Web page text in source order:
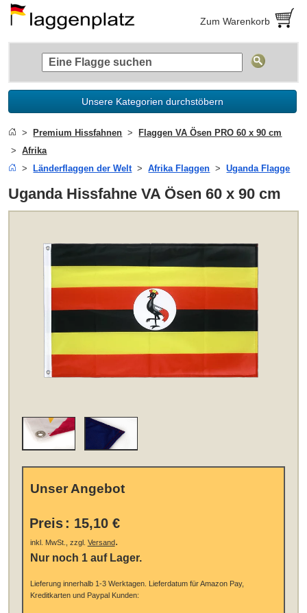
Zum Warenkorb
Unsere Kategorien durchstöbern
Premium Hissfahnen
Flaggen VA Ösen PRO 60 x 90 cm
Afrika
Länderflaggen der Welt
Afrika Flaggen Uganda Flagge
Uganda Hissfahne VA Ösen 60 x 90 cm
Unser Angebot
Preis : 15,10 €
inkl. MwSt., zzgl. Versand.
Nur noch 1 auf Lager.
Lieferung innerhalb 1-3 Werktagen. Lieferdatum für Amazon Pay,
Kreditkarten und Paypal Kunden: